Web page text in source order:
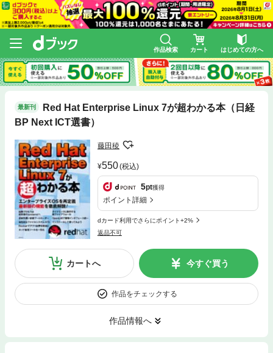
作品検索 カート はじめての方へ
最新刊
Red Hat Enterprise Linux 7が超わかる本（日経
BP Next ICT選書）
藤田稜
550(税込)
5pt獲得
ポイント詳細
dカード利用でさらにポイント+2%
返品不可
カートへ 今すぐ買う
作品をチェックする
作品情報へ